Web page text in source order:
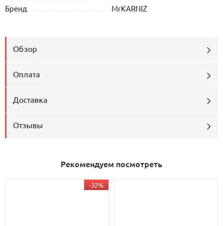
Бренд
MrKARNIZ
Обзор
Оплата
Доставка
Отзывы
Рекомендуем посмотреть
-32%